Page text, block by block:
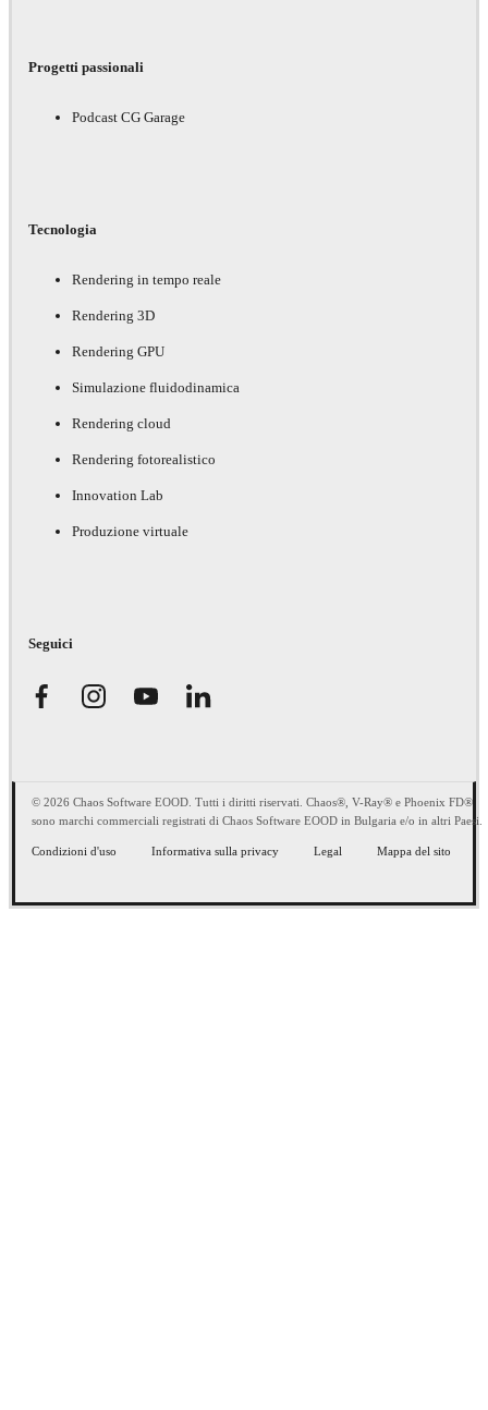
Progetti passionali
Podcast CG Garage
Tecnologia
Rendering in tempo reale
Rendering 3D
Rendering GPU
Simulazione fluidodinamica
Rendering cloud
Rendering fotorealistico
Innovation Lab
Produzione virtuale
Seguici
© 2026 Chaos Software EOOD. Tutti i diritti riservati. Chaos®, V-Ray® e Phoenix FD®
sono marchi commerciali registrati di Chaos Software EOOD in Bulgaria e/o in altri Paesi.
Condizioni d'uso Informativa sulla privacy Legal Mappa del sito